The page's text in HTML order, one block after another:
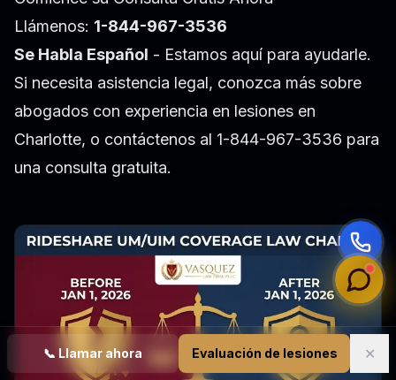
📞 Llamar ahora Evaluación de lesiones ✕
Llámenos: 1-844-967-3536
Se Habla Español - Estamos aquí para ayudarle.
Si necesita asistencia legal, conozca más sobre
abogados con experiencia en lesiones en
Charlotte, o contáctenos al 1-844-967-3536 para
una consulta gratuita.